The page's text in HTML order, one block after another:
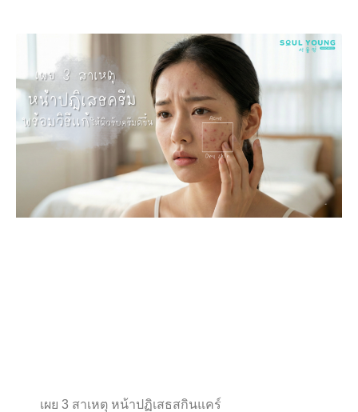
เผย 3 สาเหตุ หน้าปฏิเสธสกินแคร์